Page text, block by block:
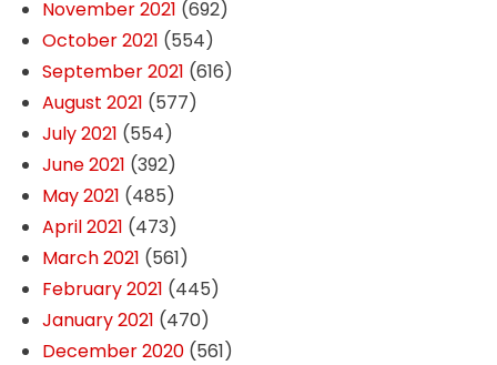
November 2021 (692)
October 2021 (554)
September 2021 (616)
August 2021 (577)
July 2021 (554)
June 2021 (392)
May 2021 (485)
April 2021 (473)
March 2021 (561)
February 2021 (445)
January 2021 (470)
December 2020(561)